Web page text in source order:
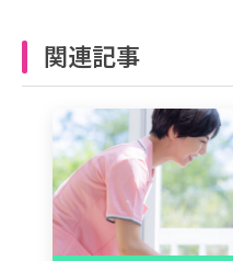
関連記事